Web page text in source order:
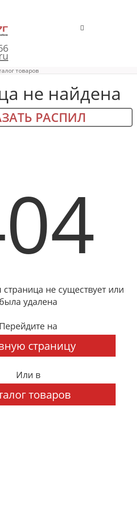
товаров
не найдена
РАСПИЛ
не существует или
была удалена
Перейдите на
страницу
Или в
товаров